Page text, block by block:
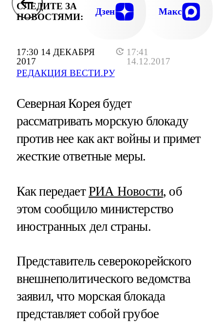
17:30 14 ДЕКАБРЯ
2017
17:41
14.12.2017
РЕДАКЦИЯ ВЕСТИ.РУ
СЛЕДИТЕ ЗА
НОВОСТЯМИ:
Дзен Макс
Северная Корея будет
рассматривать морскую блокаду
против нее как акт войны и примет
жесткие ответные меры.
Как передаетРИА Новости, об
этом сообщило министерство
иностранных дел страны.
Представитель северокорейского
внешнеполитического ведомства
заявил, что морская блокада
представляет собой грубое